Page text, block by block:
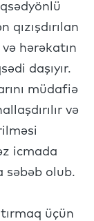
hərəkatın
daşıyır.
müdafiə
və
icmada
səbəb olub.
üçün